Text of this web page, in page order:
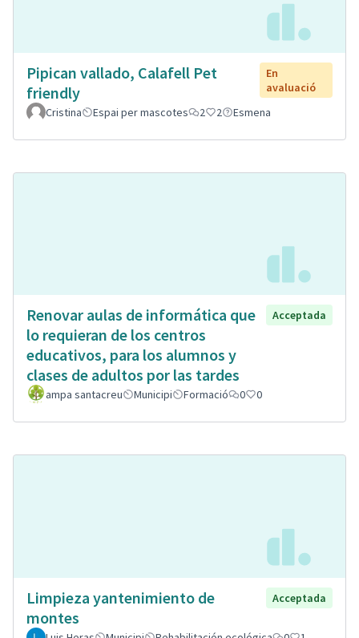
Pipican vallado, Calafell Pet
friendly
En
avaluació
Cristina
Espai per mascotes 2 2 Esmena
Renovar aulas de informática que
lo requieran de los centros
educativos, para los alumnos y
clases de adultos por las tardes
Acceptada
ampa santacreu Municipi Formació 0 0
Limpieza yantenimiento de
montes
Acceptada